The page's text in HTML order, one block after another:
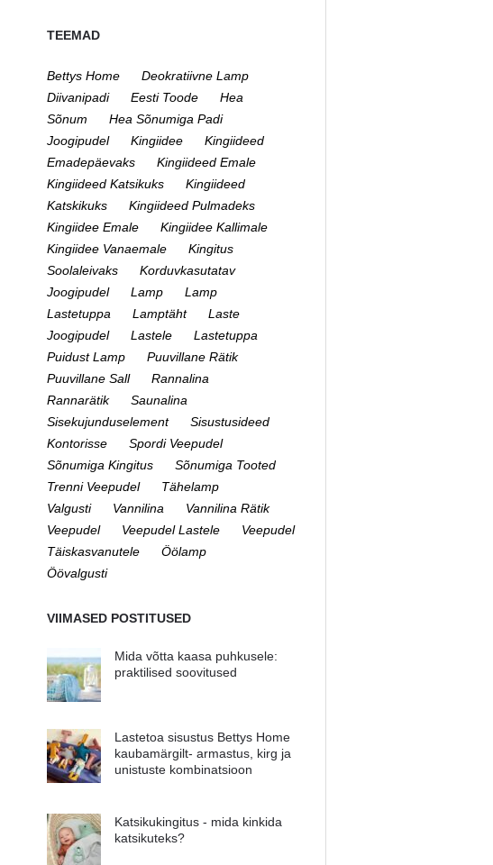
TEEMAD
Bettys Home
Deokratiivne Lamp
Diivanipadi
Eesti Toode
Hea
Sõnum
Hea Sõnumiga Padi
Joogipudel
Kingiidee
Kingiideed
Emadepäevaks
Kingiideed Emale
Kingiideed Katsikuks
Kingiideed
Katskikuks
Kingiideed Pulmadeks
Kingiidee Emale
Kingiidee Kallimale
Kingiidee Vanaemale
Kingitus
Soolaleivaks
Korduvkasutatav
Joogipudel
Lamp
Lamp
Lastetuppa
Lamptäht
Laste
Joogipudel
Lastele
Lastetuppa
Puidust Lamp
Puuvillane Rätik
Puuvillane Sall
Rannalina
Rannarätik
Saunalina
Sisekujunduselement
Sisustusideed
Kontorisse
Spordi Veepudel
Sõnumiga Kingitus
Sõnumiga Tooted
Trenni Veepudel
Tähelamp
Valgusti
Vannilina
Vannilina Rätik
Veepudel
Veepudel Lastele
Veepudel
Täiskasvanutele
Öölamp
Öövalgusti
VIIMASED POSTITUSED
Mida võtta kaasa puhkusele:
praktilised soovitused
Lastetoa sisustus Bettys Home
kaubamärgilt- armastus, kirg ja
unistuste kombinatsioon
Katsikukingitus - mida kinkida
katsikuteks?